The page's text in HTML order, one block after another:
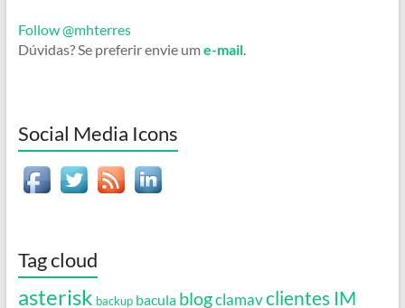
Follow @mhterres
Dúvidas? Se preferir envie ume-mail.
Social Media Icons
Tag cloud
asterisk backup bacula blogclamavclientes IM